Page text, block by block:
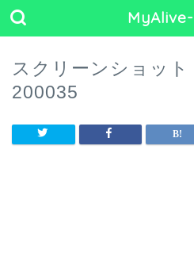
スクリーンショッ
200035